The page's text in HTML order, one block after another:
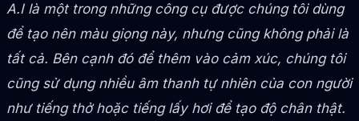
A.I là một trong những công cụ được chúng tôi dùng
để tạo nên màu giọng này, nhưng cũng không phải là
tất cả. Bên cạnh đó để thêm vào cảm xúc, chúng tôi
cũng sử dụng nhiều âm thanh tự nhiên của con người
như tiếng thở hoặc tiếng lấy hơi để tạo độ chân thật.